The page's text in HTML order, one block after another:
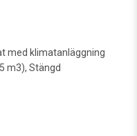
med klimatanläggning
m3), Stängd